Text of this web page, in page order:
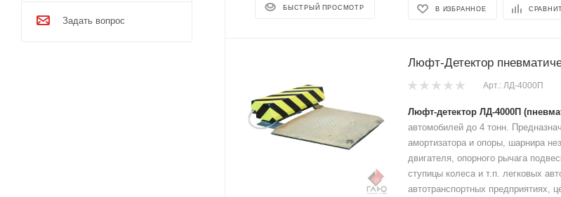
БЫСТРЫЙ ПРОСМОТР В ИЗБРАННОЕ
Люфт-Детектор
Арт.: ЛД-4000П
Люфт-детектор ЛД-4000П
автомобилей до 4 тонн.
амортизатора и опоры, шарнира
двигателя, опорного рычага
ступицы колеса и т.п. легковых
автотранспортных предприятиях,
Задать вопрос